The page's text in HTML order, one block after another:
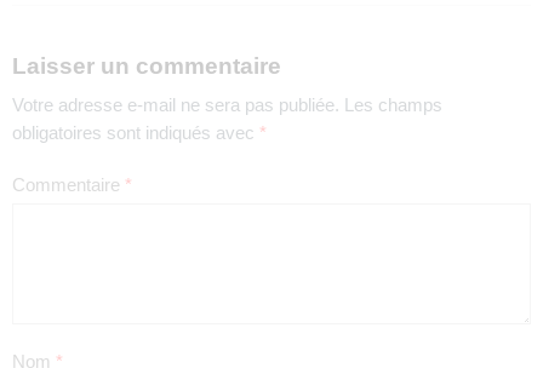
Laisser un commentaire
Votre adresse e-mail ne sera pas publiée.
Les champs
obligatoires sont indiqués avec *
Commentaire *
Nom *